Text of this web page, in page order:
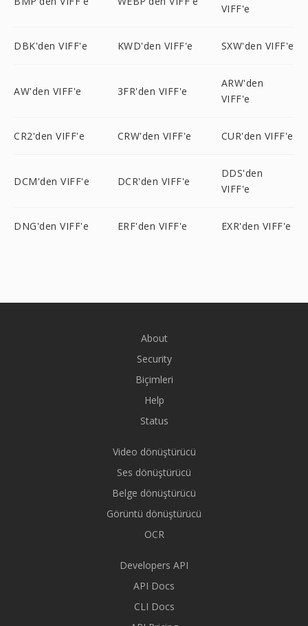
VIFF'e
DBK'den VIFF'e KWD'den VIFF'e SXW'den VIFF'e
AW'den VIFF'e 3FR'den VIFF'e
ARW'den
VIFF'e
CR2'den VIFF'e CRW'den VIFF'e CUR'den VIFF'e
DCM'den VIFF'e DCR'den VIFF'e
DDS'den
VIFF'e
DNG'den VIFF'e ERF'den VIFF'e EXR'den VIFF'e
About
Security
Biçimleri
Help
Status
Video dönüştürücü
Ses dönüştürücü
Belge dönüştürücü
Görüntü dönüştürücü
OCR
Developers API
API Docs
CLI Docs